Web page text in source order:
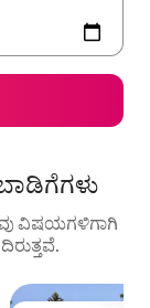
ವಿಷಯಗಳಿಗಾಗಿ